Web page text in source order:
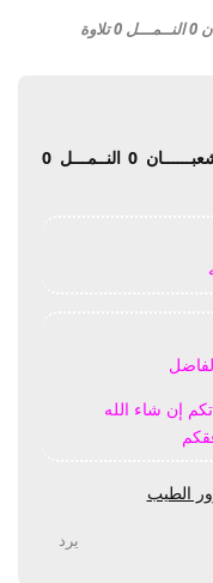
القارئ الشيخ محمــــد جمــــــــال شعبــــــان 0 النــمـــل 0 تلاوة
رد: القارئ الشيخ محمــــد جمــــــــال شعبــــــان 0 النــمـــل 0
إن شاء الله
الطيب
يرد